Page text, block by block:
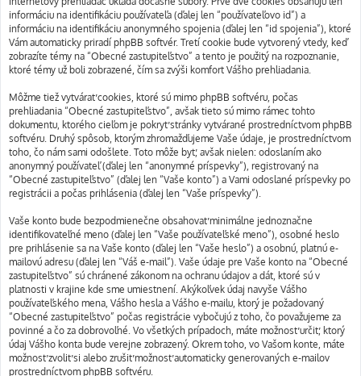
informáciu na identifikáciu používateľa (ďalej len “používateľovo id”) a
informáciu na identifikáciu anonymného spojenia (ďalej len “id spojenia”), ktoré
Vám automaticky priradí phpBB softvér. Tretí cookie bude vytvorený vtedy, keď
zobrazíte témy na “Obecné zastupiteľstvo” a tento je použitý na rozpoznanie,
ktoré témy už boli zobrazené, čím sa zvýši komfort Vášho prehliadania.
Môžme tiež vytvárať cookies, ktoré sú mimo phpBB softvéru, počas
prehliadania “Obecné zastupiteľstvo”, avšak tieto sú mimo rámec tohto
dokumentu, ktorého cieľom je pokryť stránky vytvárané prostredníctvom phpBB
softvéru. Druhý spôsob, ktorým zhromažďujeme Vaše údaje, je prostredníctvom
toho, čo nám sami odošlete. Toto môže byť, avšak nielen: odoslaním ako
anonymný používateľ (ďalej len “anonymné príspevky”), registrovaný na
“Obecné zastupiteľstvo” (ďalej len “Vaše konto”) a Vami odoslané príspevky po
registrácii a počas prihlásenia (ďalej len “Vaše príspevky”).
Vaše konto bude bezpodmienečne obsahovať minimálne jednoznačne
identifikovateľné meno (ďalej len “Vaše používateľské meno”), osobné heslo
pre prihlásenie sa na Vaše konto (ďalej len “Vaše heslo”) a osobnú, platnú e-
mailovú adresu (ďalej len “Váš e-mail”). Vaše údaje pre Vaše konto na “Obecné
zastupiteľstvo” sú chránené zákonom na ochranu údajov a dát, ktoré sú v
platnosti v krajine kde sme umiestnení. Akýkoľvek údaj navyše Vášho
používateľského mena, Vášho hesla a Vášho e-mailu, ktorý je požadovaný
“Obecné zastupiteľstvo” počas registrácie vybočujú z toho, čo považujeme za
povinné a čo za dobrovoľné. Vo všetkých prípadoch, máte možnosť určiť, ktorý
údaj Vášho konta bude verejne zobrazený. Okrem toho, vo Vašom konte, máte
možnosť zvoliť si alebo zrušiť možnosť automaticky generovaných e-mailov
prostredníctvom phpBB softvéru.